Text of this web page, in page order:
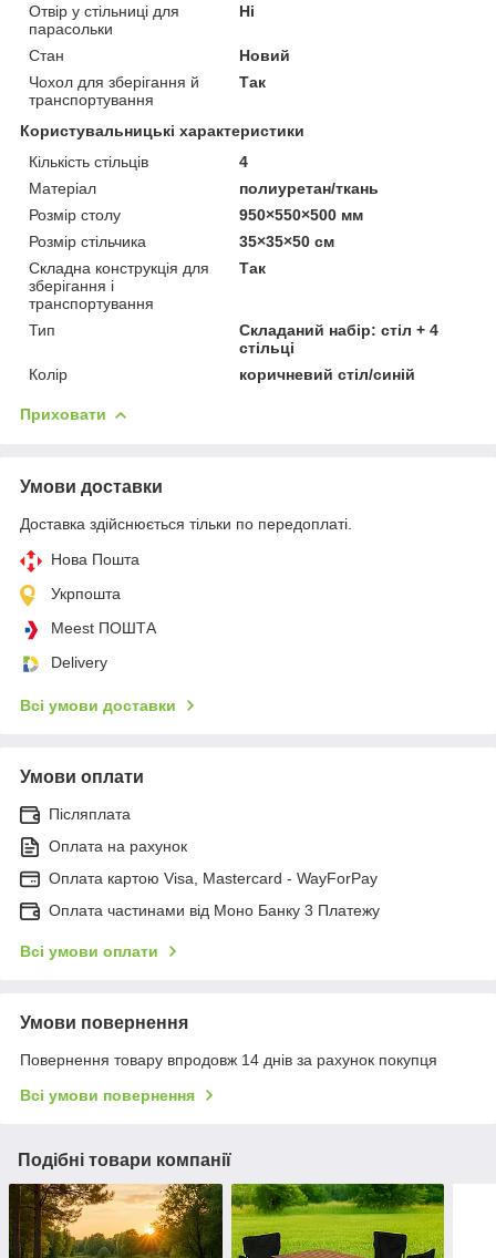
Отвір у стільниці для
парасольки
Ні
Стан
Новий
Чохол для зберігання й
транспортування
Так
Користувальницькі характеристики
Кількість стільців
4
Матеріал
полиуретан/ткань
Розмір столу
950×550×500 мм
Розмір стільчика
35×35×50 см
Складна конструкція для
зберігання і
транспортування
Так
Тип
Складаний набір: стіл + 4
стільці
Колір
коричневий стіл/синій
Приховати
Умови доставки
Доставка здійснюється тільки по передоплаті.
Нова Пошта
Укрпошта
Meest ПОШТА
Delivery
Всі умови доставки
Умови оплати
Післяплата
Оплата на рахунок
Оплата картою Visa, Mastercard - WayForPay
Оплата частинами від Моно Банку 3 Платежу
Всі умови оплати
Умови повернення
Повернення товару впродовж 14 днів за рахунок покупця
Всі умови повернення
Подібні товари компанії